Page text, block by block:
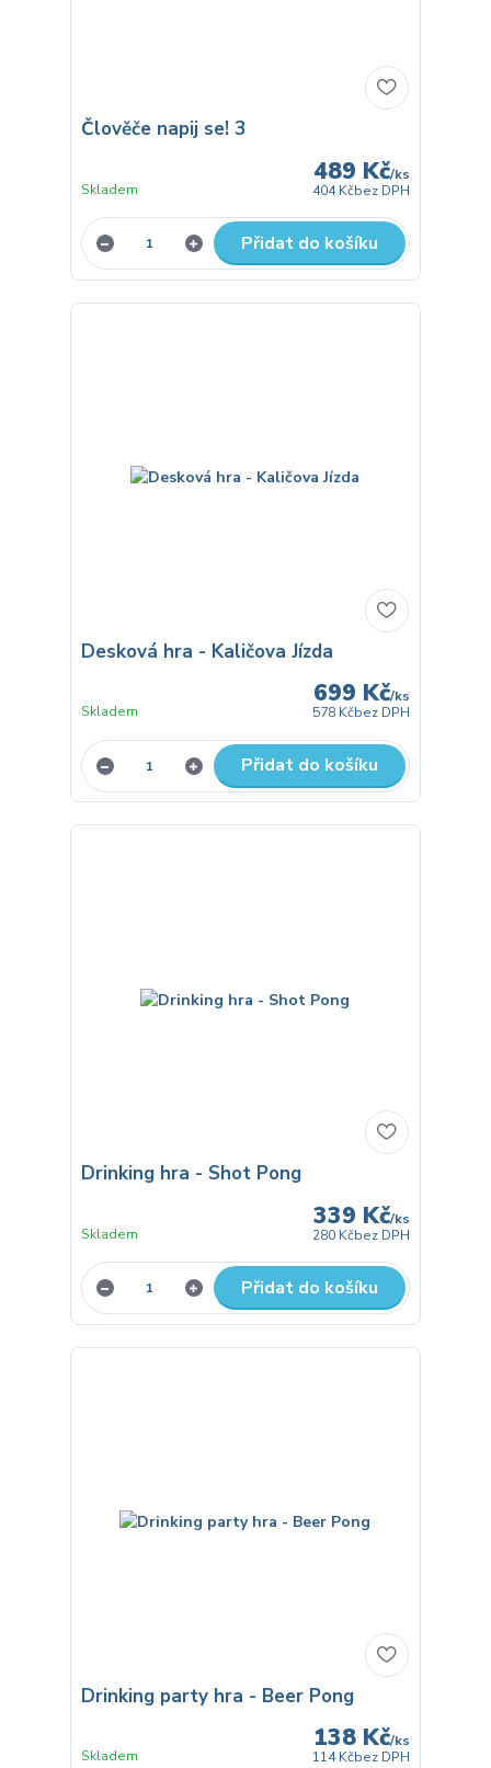
Člověče napij se! 3
489 Kč/ks
404 Kčbez DPH
Skladem
Přidat do košíku
Desková hra - Kaličova Jízda
699 Kč/ks
578 Kčbez DPH
Skladem
Přidat do košíku
Drinking hra - Shot Pong
339 Kč/ks
280 Kčbez DPH
Skladem
Přidat do košíku
Drinking party hra - Beer Pong
138 Kč/ks
114 Kčbez DPH
Skladem